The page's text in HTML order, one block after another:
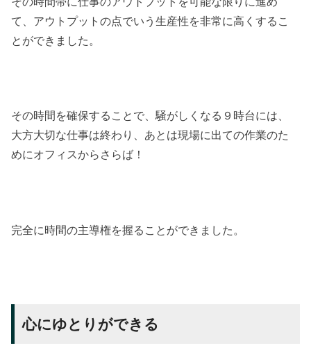
て、アウトプットの点でいう生産性を非常に高くするこ
とができました。
その時間を確保することで、騒がしくなる９時台には、
大方大切な仕事は終わり、あとは現場に出ての作業のた
めにオフィスからさらば！
完全に時間の主導権を握ることができました。
心にゆとりができる